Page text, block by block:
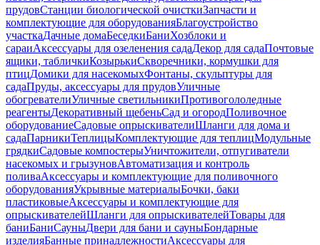
прудовСтанции биологической очисткиЗапчасти и
комплектующие для оборудованияБлагоустройство
участкаДачные домаБеседкиБаниХозблоки и
сараиАксессуары для озеленения садаДекор для садаПочтовые
ящики, табличкиКозырькиСкворечники, кормушки для
птицДомики для насекомыхФонтаны, скульптуры для
садаПруды, аксессуары для прудовУличные
обогревателиУличные светильникиПротивогололедные
реагентыДекоративный щебеньСад и огородПоливочное
оборудованиеСадовые опрыскивателиШланги для дома и
садаПарникиТеплицыКомплектующие для теплицМодульные
грядкиСадовые компостерыУничтожители, отпугиватели
насекомых и грызуновАвтоматизация и контроль
поливаАксессуары и комплектующие для поливочного
оборудованияУкрывные материалыБочки, баки
пластиковыеАксессуары и комплектующие для
опрыскивателейШланги для опрыскивателейТовары для
баниБаниСауныДвери для бани и сауныБондарные
изделияБанные принадлежностиАксессуары для